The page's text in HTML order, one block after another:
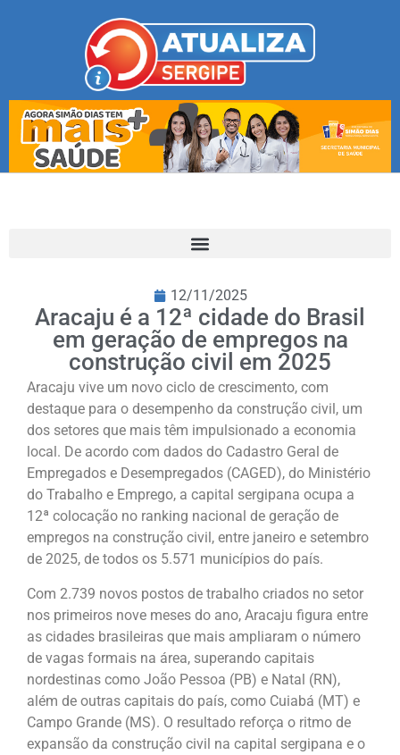
12/11/2025
Aracaju é a 12ª cidade do Brasil
em geração de empregos na
construção civil em 2025
Aracaju vive um novo ciclo de crescimento, com
destaque para o desempenho da construção civil, um
dos setores que mais têm impulsionado a economia
local. De acordo com dados do Cadastro Geral de
Empregados e Desempregados (CAGED), do Ministério
do Trabalho e Emprego, a capital sergipana ocupa a
12ª colocação no ranking nacional de geração de
empregos na construção civil, entre janeiro e setembro
de 2025, de todos os 5.571 municípios do país.
Com 2.739 novos postos de trabalho criados no setor
nos primeiros nove meses do ano, Aracaju figura entre
as cidades brasileiras que mais ampliaram o número
de vagas formais na área, superando capitais
nordestinas como João Pessoa (PB) e Natal (RN),
além de outras capitais do país, como Cuiabá (MT) e
Campo Grande (MS). O resultado reforça o ritmo de
expansão da construção civil na capital sergipana e o